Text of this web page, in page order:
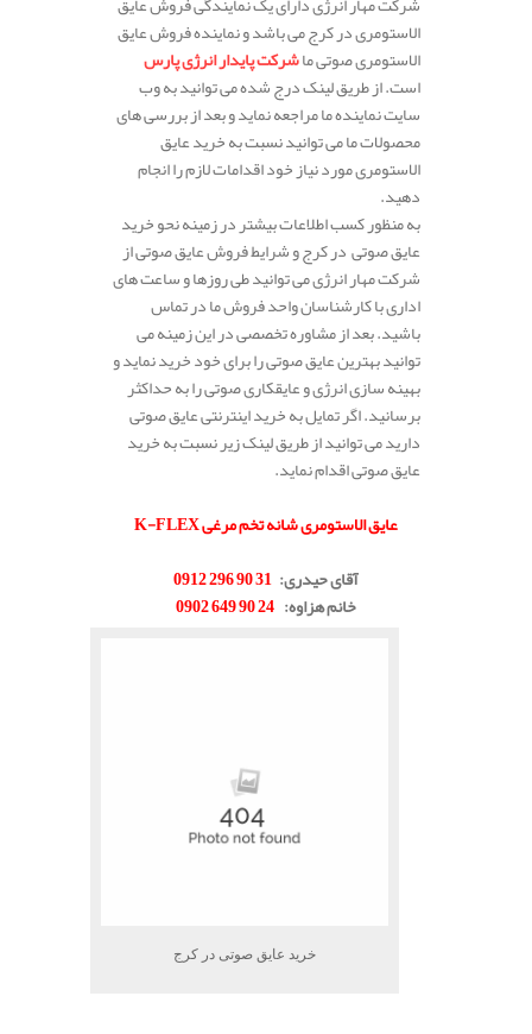
الاستومری در کرج می باشد و نماینده فروش عایق
الاستومری صوتی ماشرکت پایدار انرژی پارس
است. از طریق لینک درج شده می توانید به وب
سایت نماینده ما مراجعه نماید و بعد از بررسی های
محصولات ما می توانید نسبت به خرید عایق
الاستومری مورد نیاز خود اقدامات لازم را انجام
دهید.
به منظور کسب اطلاعات بیشتر در زمینه نحو خرید
عایق صوتی در کرج و شرایط فروش عایق صوتی از
شرکت مهار انرژی می توانید طی روزها و ساعت های
اداری با کارشناسان واحد فروش ما در تماس
باشید. بعد از مشاوره تخصصی در این زمینه می
توانید بهترین عایق صوتی را برای خود خرید نماید و
بهینه سازی انرژی و عایقکاری صوتی را به حداکثر
برسانید. اگر تمایل به خرید اینترنتی عایق صوتی
دارید می توانید از طریق لینک زیر نسبت به خرید
عایق صوتی اقدام نماید.
عایق الاستومری شانه تخم مرغی K-FLEX
آقای حیدری:
31 90 296 0912
خانم هزاوه:
24 90 649 0902
خرید عایق صوتی در کرج